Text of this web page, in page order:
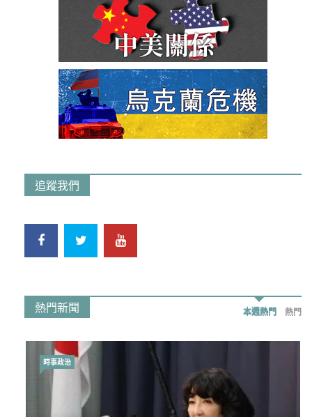
追蹤我們
熱門新聞 本週熱門 熱門
時事政治
時事政治